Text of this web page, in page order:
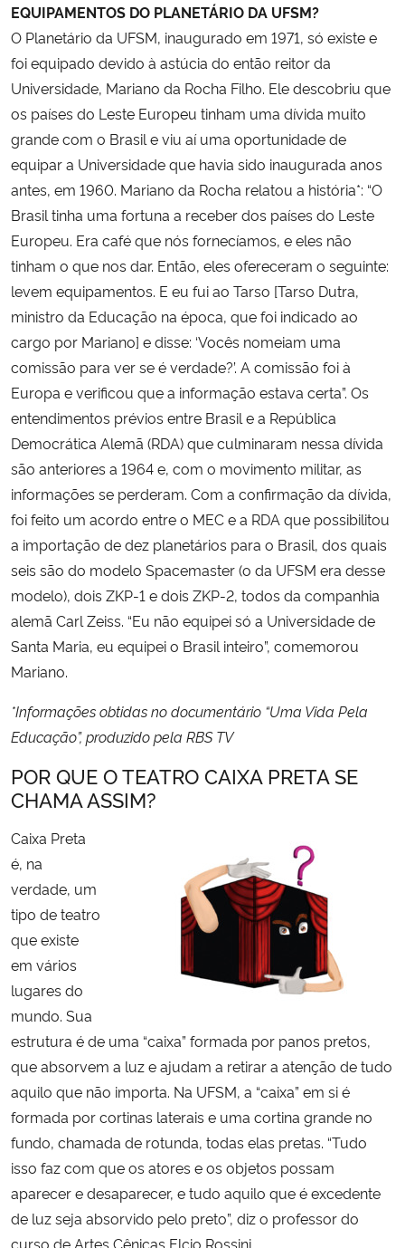
Secretaria-Geral
Secretaria de Governo
Gabinete de Segurança Institucional
Advocacia-Geral da União
Banco Central do Brasil
Planalto
EQUIPAMENTOS DO PLANETÁRIO DA UFSM?
O Planetário da UFSM, inaugurado em 1971, só existe e
foi equipado devido à astúcia do então reitor da
Universidade, Mariano da Rocha Filho. Ele descobriu que
os países do Leste Europeu tinham uma dívida muito
grande com o Brasil e viu aí uma oportunidade de
equipar a Universidade que havia sido inaugurada anos
antes, em 1960. Mariano da Rocha relatou a história*: “O
Brasil tinha uma fortuna a receber dos países do Leste
Europeu. Era café que nós fornecíamos, e eles não
tinham o que nos dar. Então, eles ofereceram o seguinte:
levem equipamentos. E eu fui ao Tarso [Tarso Dutra,
ministro da Educação na época, que foi indicado ao
cargo por Mariano] e disse: ‘Vocês nomeiam uma
comissão para ver se é verdade?’. A comissão foi à
Europa e verificou que a informação estava certa”. Os
entendimentos prévios entre Brasil e a República
Democrática Alemã (RDA) que culminaram nessa dívida
são anteriores a 1964 e, com o movimento militar, as
informações se perderam. Com a confirmação da dívida,
foi feito um acordo entre o MEC e a RDA que possibilitou
a importação de dez planetários para o Brasil, dos quais
seis são do modelo Spacemaster (o da UFSM era desse
modelo), dois ZKP-1 e dois ZKP-2, todos da companhia
alemã Carl Zeiss. “Eu não equipei só a Universidade de
Santa Maria, eu equipei o Brasil inteiro”, comemorou
Mariano.
*Informações obtidas no documentário “Uma Vida Pela
Educação”, produzido pela RBS TV
POR QUE O TEATRO CAIXA PRETA SE
CHAMA ASSIM?
Caixa Preta
é, na
verdade, um
tipo de teatro
que existe
em vários
lugares do
mundo. Sua
estrutura é de uma “caixa” formada por panos pretos,
que absorvem a luz e ajudam a retirar a atenção de tudo
aquilo que não importa. Na UFSM, a “caixa” em si é
formada por cortinas laterais e uma cortina grande no
fundo, chamada de rotunda, todas elas pretas. “Tudo
isso faz com que os atores e os objetos possam
aparecer e desaparecer, e tudo aquilo que é excedente
de luz seja absorvido pelo preto”, diz o professor do
curso de Artes Cênicas Elcio Rossini.